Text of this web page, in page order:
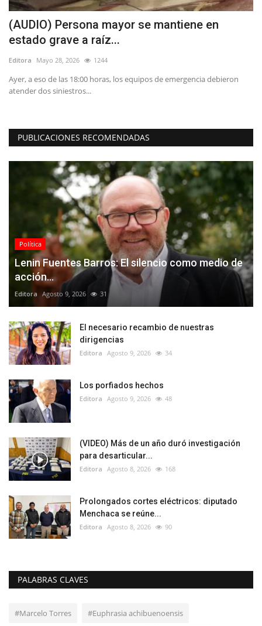
(AUDIO) Persona mayor se mantiene en
estado grave a raíz...
Editora Mayo 28, 2026 1244
Ayer, a eso de las 18:00 horas, los equipos de emergencia debieron
atender dos siniestros...
PUBLICACIONES RECOMENDADAS
Política
Lenin Fuentes Barros: El silencio como medio de
acción...
Editora Agosto 9, 2026 31
El necesario recambio de nuestras
dirigencias
Editora Agosto 9, 2026 34
Los porfiados hechos
Editora Agosto 9, 2026 48
(VIDEO) Más de un año duró investigación
para desarticular...
Editora Agosto 8, 2026 168
Prolongados cortes eléctricos: diputado
Menchaca se reúne...
Editora Agosto 8, 2026 90
PALABRAS CLAVES
#Marcelo Torres #Euphrasia achibuenoensis